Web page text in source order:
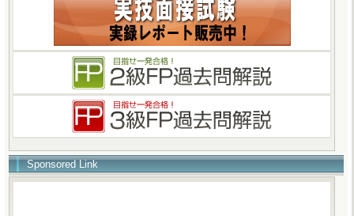
Sponsored Link